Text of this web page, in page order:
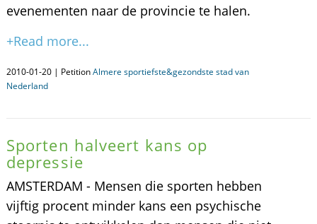
evenementen naar de provincie te halen.
+Read more...
2010-01-20 | PetitionAlmere sportiefste&gezondste stad van
Nederland
Sporten halveert kans op
depressie
AMSTERDAM - Mensen die sporten hebben
vijftig procent minder kans een psychische